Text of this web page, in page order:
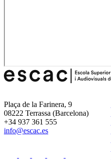
Plaça de la Farinera, 9
08222 Terrassa (Barcelona)
+34 937 361 555
info@escac.es